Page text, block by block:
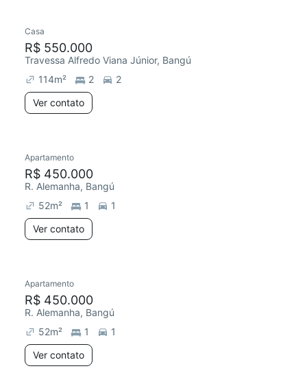
Casa
R$ 550.000
Travessa Alfredo Viana Júnior, Bangú
114m² 2
2
Ver contato
Chegou este mês
Apartamento
R$ 450.000
R. Alemanha, Bangú
52m² 1
1
Ver contato
Chegou este mês
Apartamento
R$ 450.000
R. Alemanha, Bangú
52m² 1
1
Ver contato